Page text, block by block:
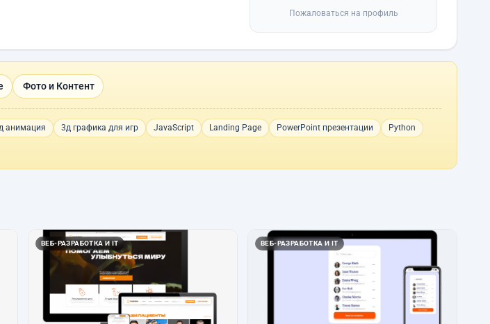
Пожаловаться на профиль
Фото и Контент
анимация 3д графика для игр JavaScript Landing Page PowerPoint презентации
Python
ВЕБ-РАЗРАБОТКА И IT ВЕБ-РАЗРАБОТКА И IT